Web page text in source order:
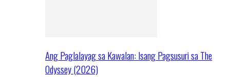
Ang Paglalayag sa Kawalan: Isang Pagsusuri sa The
Odyssey (2026)